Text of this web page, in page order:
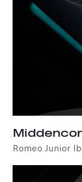
Romeo Junior
ergenomische
van de